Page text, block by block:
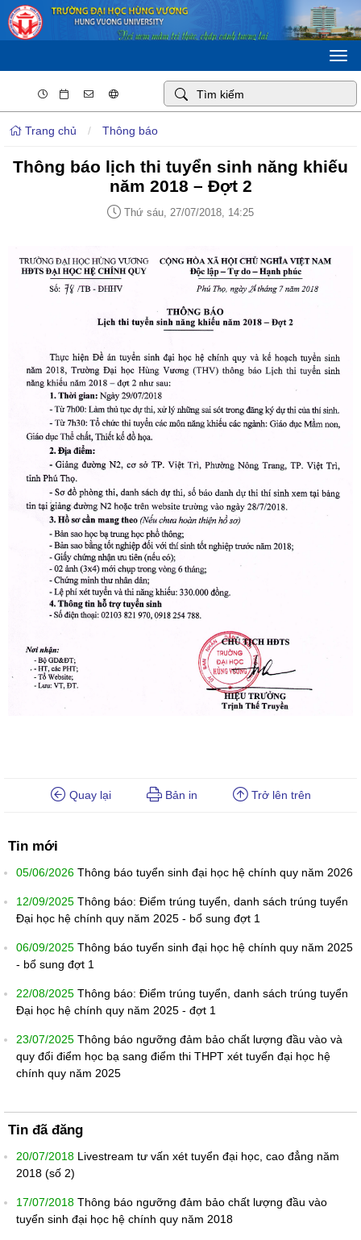
Trang chủ / Thông báo
Thông báo lịch thi tuyển sinh năng khiếu
năm 2018 – Đợt 2
Thứ sáu, 27/07/2018, 14:25
Quay lại Bản in Trở lên trên
Tin mới
05/06/2026 Thông báo tuyển sinh đại học hệ chính quy năm 2026
12/09/2025 Thông báo: Điểm trúng tuyển, danh sách trúng tuyển
Đại học hệ chính quy năm 2025 - bổ sung đợt 1
06/09/2025 Thông báo tuyển sinh đại học hệ chính quy năm 2025
- bổ sung đợt 1
22/08/2025 Thông báo: Điểm trúng tuyển, danh sách trúng tuyển
Đại học hệ chính quy năm 2025 - đợt 1
23/07/2025 Thông báo ngưỡng đảm bảo chất lượng đầu vào và
quy đổi điểm học bạ sang điểm thi THPT xét tuyển đại học hệ
chính quy năm 2025
Tin đã đăng
20/07/2018 Livestream tư vấn xét tuyển đại học, cao đẳng năm
2018 (số 2)
17/07/2018 Thông báo ngưỡng đảm bảo chất lượng đầu vào
tuyển sinh đại học hệ chính quy năm 2018